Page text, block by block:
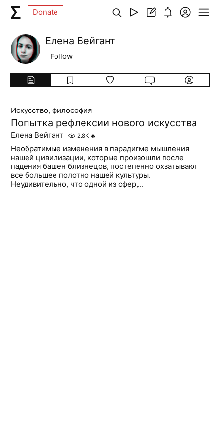
Donate
Елена Вейгант
Follow
Искусство, философия
Попытка рефлексии нового искусства
Елена Вейгант 2.8K 🔥
Необратимые изменения в парадигме мышления
нашей цивилизации, которые произошли после
падения башен близнецов, постепенно охватывают
все большее полотно нашей культуры.
Неудивительно, что одной из сфер,...